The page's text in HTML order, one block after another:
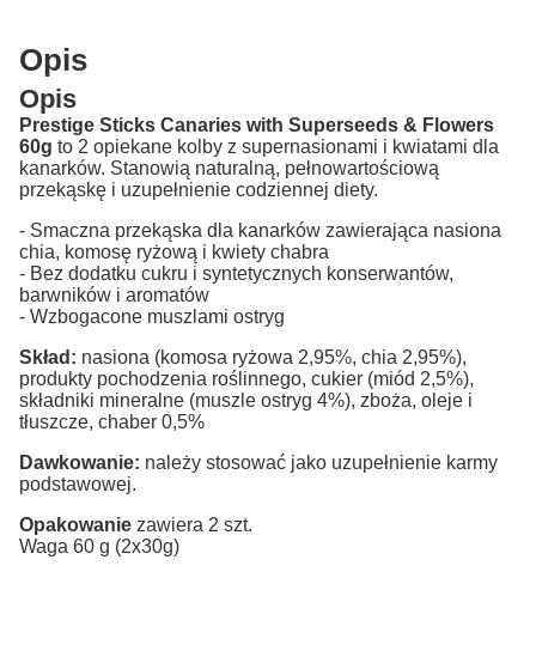
Opis
Opis
Prestige Sticks Canaries with Superseeds & Flowers
60g to 2 opiekane kolby z supernasionami i kwiatami dla
kanarków. Stanowią naturalną, pełnowartościową
przekąskę i uzupełnienie codziennej diety.
- Smaczna przekąska dla kanarków zawierająca nasiona
chia, komosę ryżową i kwiety chabra
- Bez dodatku cukru i syntetycznych konserwantów,
barwników i aromatów
- Wzbogacone muszlami ostryg
Skład: nasiona (komosa ryżowa 2,95%, chia 2,95%),
produkty pochodzenia roślinnego, cukier (miód 2,5%),
składniki mineralne (muszle ostryg 4%), zboża, oleje i
tłuszcze, chaber 0,5%
Dawkowanie: należy stosować jako uzupełnienie karmy
podstawowej.
Opakowanie zawiera 2 szt.
Waga 60 g (2x30g)